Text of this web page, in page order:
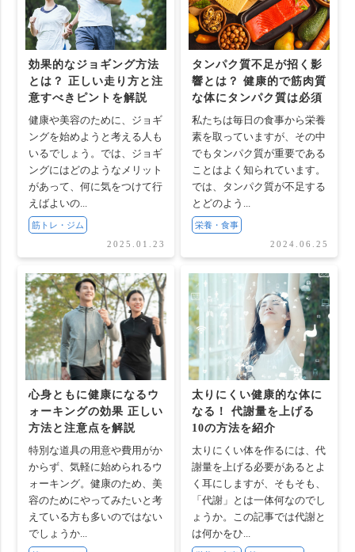
効果的なジョギング方法
とは？ 正しい走り方と注
意すべきピントを解説
健康や美容のために、ジョギ
ングを始めようと考える人も
いるでしょう。では、ジョギ
ングにはどのようなメリット
があって、何に気をつけて行
えばよいの...
筋トレ・ジム
2025.01.23
タンパク質不足が招く影
響とは？ 健康的で筋肉質
な体にタンパク質は必須
私たちは毎日の食事から栄養
素を取っていますが、その中
でもタンパク質が重要である
ことはよく知られています。
では、タンパク質が不足する
とどのよう...
栄養・食事
2024.06.25
心身ともに健康になるウ
ォーキングの効果 正しい
方法と注意点を解説
特別な道具の用意や費用がか
からず、気軽に始められるウ
ォーキング。健康のため、美
容のためにやってみたいと考
えている方も多いのではない
でしょうか...
太りにくい健康的な体に
なる！ 代謝量を上げる
10の方法を紹介
太りにくい体を作るには、代
謝量を上げる必要があるとよ
く耳にしますが、そもそも、
「代謝」とは一体何なのでし
ょうか。この記事では代謝と
は何かをひ...